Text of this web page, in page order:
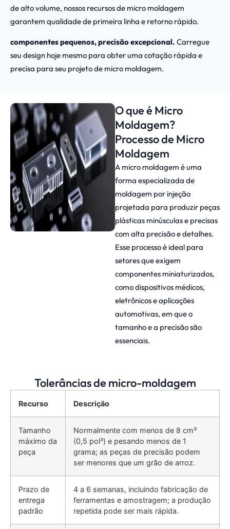
de alto volume, nossos recursos de micro moldagem
garantem qualidade de primeira linha e retorno rápido.
componentes pequenos, precisão excepcional. Carregue
seu design hoje mesmo para obter uma cotação rápida e
precisa para seu projeto de micro moldagem.
O que é Micro
Moldagem?
Processo de Micro
Moldagem
A micro moldagem é uma
forma especializada de
moldagem por injeção
projetada para produzir peças
plásticas minúsculas e precisas
com alta precisão e detalhes.
Esse processo é ideal para
setores que exigem
componentes miniaturizados,
como dispositivos médicos,
eletrônicos e aplicações
automotivas, em que o
tamanho e a precisão são
essenciais.
Tolerâncias de micro-moldagem
Recurso Descrição
Tamanho
máximo da
peça
Normalmente com menos de 8 cm³
(0,5 pol³) e pesando menos de 1
grama; as peças de precisão podem
ser menores que um grão de arroz.
Prazo de
entrega
padrão
4 a 6 semanas, incluindo fabricação de
ferramentas e amostragem; a produção
repetida pode ser mais rápida.